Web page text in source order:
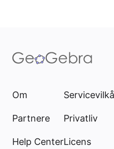
Om
Partnere
Help Center
Privatliv
Licens